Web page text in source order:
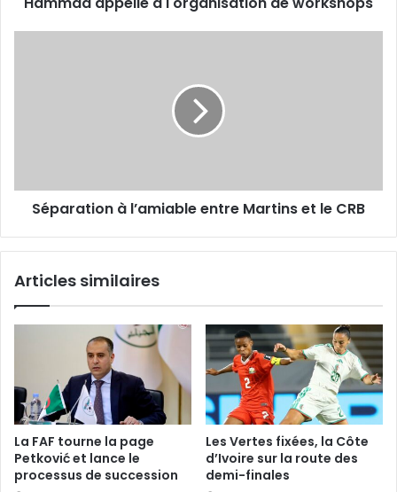
Séparation à l’amiable entre Martins et le CRB
Articles similaires
La FAF tourne la page
Petković et lance le
processus de succession
Les Vertes fixées, la Côte
d’Ivoire sur la route des
demi-finales